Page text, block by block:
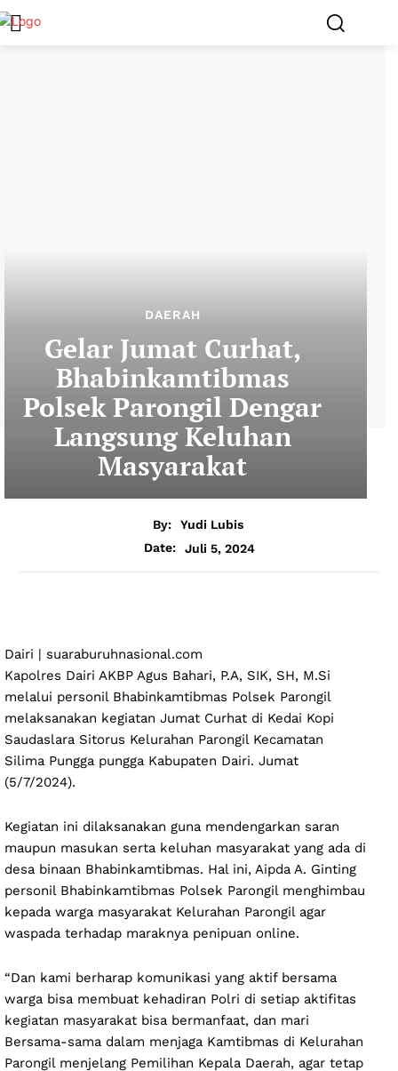
DAERAH
Gelar Jumat Curhat,
Bhabinkamtibmas
Polsek Parongil Dengar
Langsung Keluhan
Masyarakat
By:
Yudi Lubis
Date:
Juli 5, 2024
Dairi | suaraburuhnasional.com
Kapolres Dairi AKBP Agus Bahari, P.A, SIK, SH, M.Si
melalui personil Bhabinkamtibmas Polsek Parongil
melaksanakan kegiatan Jumat Curhat di Kedai Kopi
Saudaslara Sitorus Kelurahan Parongil Kecamatan
Silima Pungga pungga Kabupaten Dairi. Jumat
(5/7/2024).
Kegiatan ini dilaksanakan guna mendengarkan saran
maupun masukan serta keluhan masyarakat yang ada di
desa binaan Bhabinkamtibmas. Hal ini, Aipda A. Ginting
personil Bhabinkamtibmas Polsek Parongil menghimbau
kepada warga masyarakat Kelurahan Parongil agar
waspada terhadap maraknya penipuan online.
“Dan kami berharap komunikasi yang aktif bersama
warga bisa membuat kehadiran Polri di setiap aktifitas
kegiatan masyarakat bisa bermanfaat, dan mari
Bersama-sama dalam menjaga Kamtibmas di Kelurahan
Parongil menjelang Pemilihan Kepala Daerah, agar tetap